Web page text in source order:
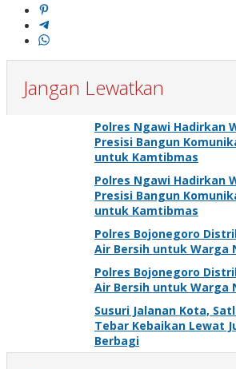
Jangan Lewatkan
Polres Ngawi Hadirkan
Presisi Bangun
untuk Kamtibmas
Polres Ngawi Hadirkan
Presisi Bangun
untuk Kamtibmas
Polres Bojonegoro
Air Bersih untuk Warga
Polres Bojonegoro
Air Bersih untuk Warga
Susuri Jalanan Kota,
Tebar Kebaikan Lewat
Berbagi